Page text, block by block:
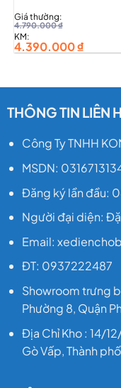
TG sử
dụng:
45p-1h
TG Sạc:
4-6h
Động cơ:
2 động
cơ=700w
lượng
xe : 10 kg
Tải tối
đa: 30-
80 Kg
Chất
Giá thường:
4.790.000₫
KM:
4.390.000₫
THÔNG TIN LIÊN
Công Ty TNHH
MSDN:
Đăng ký lần đầu:
Người đại diện:
Email:
ĐT: 0937222487
Showroom trưng
Phường 8, Quận
Địa Chỉ Kho : 14/
Gò Vấp, Thành